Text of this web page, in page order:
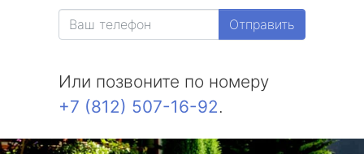
Отправить
Или позвоните по номеру
+7 (812) 507-16-92.